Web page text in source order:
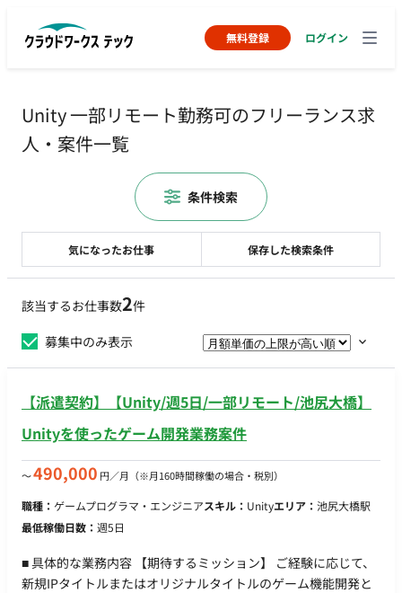
無料登録 ログイン
Unity 一部リモート勤務可のフリーランス求
人・案件一覧
該当するお仕事数2件
募集中のみ表示
【派遣契約】【Unity/週5日/一部リモート/池尻大橋】
Unityを使ったゲーム開発業務案件
〜490,000 円／月 （※月160時間稼働の場合・税別）
職種： ゲームプログラマ・エンジニアスキル： Unityエリア： 池尻大橋駅
最低稼働日数： 週5日
■ 具体的な業務内容 【期待するミッション】 ご経験に応じて、
新規IPタイトルまたはオリジナルタイトルのゲーム機能開発と
気になったお仕事 保存した検索条件
条件検索